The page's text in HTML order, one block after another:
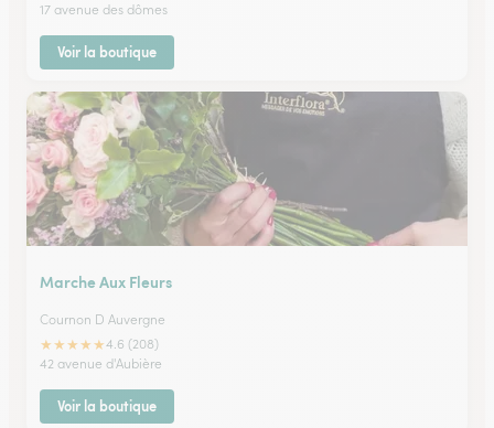
17 avenue des dômes
Voir la boutique
Marche Aux Fleurs
Cournon D Auvergne
★★★★★4.6 (208)
42 avenue d'Aubière
Voir la boutique